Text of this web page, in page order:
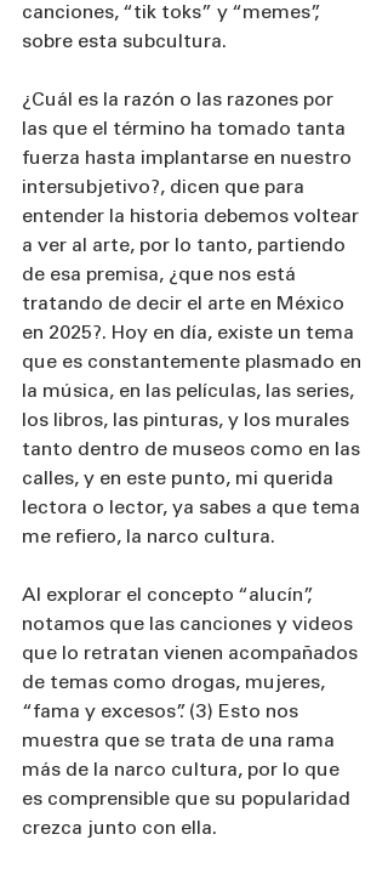
canciones, “tik toks” y “memes”,
sobre esta subcultura.
¿Cuál es la razón o las razones por
las que el término ha tomado tanta
fuerza hasta implantarse en nuestro
intersubjetivo?, dicen que para
entender la historia debemos voltear
a ver al arte, por lo tanto, partiendo
de esa premisa, ¿que nos está
tratando de decir el arte en México
en 2025?. Hoy en día, existe un tema
que es constantemente plasmado en
la música, en las películas, las series,
los libros, las pinturas, y los murales
tanto dentro de museos como en las
calles, y en este punto, mi querida
lectora o lector, ya sabes a que tema
me refiero, la narco cultura.
Al explorar el concepto “alucín”,
notamos que las canciones y videos
que lo retratan vienen acompañados
de temas como drogas, mujeres,
“fama y excesos”. (3) Esto nos
muestra que se trata de una rama
más de la narco cultura, por lo que
es comprensible que su popularidad
crezca junto con ella.